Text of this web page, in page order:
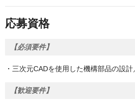
応募資格
【必須要件】
・三次元CADを使用した機構部品の設計
【歓迎要件】